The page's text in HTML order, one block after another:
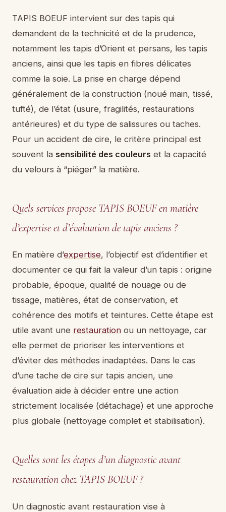
TAPIS BOEUF intervient sur des tapis qui
demandent de la technicité et de la prudence,
notamment les tapis d’Orient et persans, les tapis
anciens, ainsi que les tapis en fibres délicates
comme la soie. La prise en charge dépend
généralement de la construction (noué main, tissé,
tufté), de l’état (usure, fragilités, restaurations
antérieures) et du type de salissures ou taches.
Pour un accident de cire, le critère principal est
souvent la sensibilité des couleurs et la capacité
du velours à “piéger” la matière.
Quels services propose TAPIS BOEUF en matière
d’expertise et d’évaluation de tapis anciens ?
En matière d’expertise, l’objectif est d’identifier et
documenter ce qui fait la valeur d’un tapis : origine
probable, époque, qualité de nouage ou de
tissage, matières, état de conservation, et
cohérence des motifs et teintures. Cette étape est
utile avant une restauration ou un nettoyage, car
elle permet de prioriser les interventions et
d’éviter des méthodes inadaptées. Dans le cas
d’une tache de cire sur tapis ancien, une
évaluation aide à décider entre une action
strictement localisée (détachage) et une approche
plus globale (nettoyage complet et stabilisation).
Quelles sont les étapes d’un diagnostic avant
restauration chez TAPIS BOEUF ?
Un diagnostic avant restauration vise à